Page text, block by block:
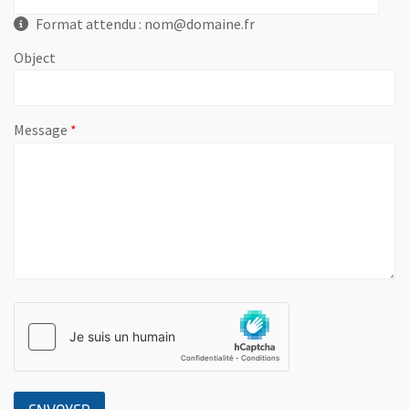
Format attendu : nom@domaine.fr
Object
Message , champ obligatoire